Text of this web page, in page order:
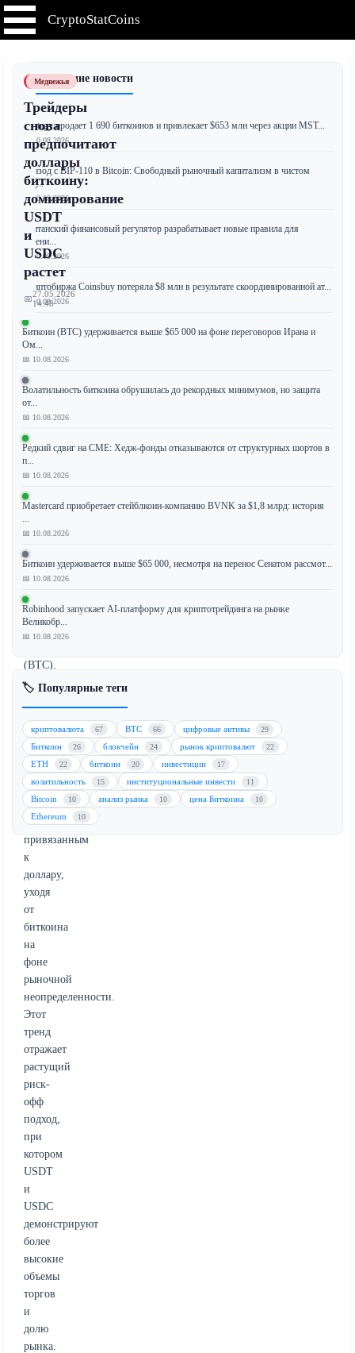
CryptoStatCoins
Медвежья
Трейдеры
снова
предпочитают
доллары
биткоину:
доминирование
USDT
и
USDC
растет
📅27.05.2026
14:48
рынке
криптовалют
наблюдается
заметный
сдвиг
в
настроениях
трейдеров:
стейблкоины
и
USDC
набирают
доминирование
(BTC).
Согласно
данным,
трейдеры
все
чаще
отдают
предпочтение
активам,
привязанным
к
доллару,
уходя
от
биткоина
на
фоне
рыночной
неопределенности.
Этот
тренд
отражает
растущий
риск-
офф
подход,
при
котором
USDT
и
USDC
демонстрируют
более
высокие
объемы
торгов
и
долю
рынка.
📰 Последние новости
Strategy продает 1 690 биткоинов и привлекает $653 млн через акции MST...
📅 10.08.2026
Эпизод с BIP-110 в Bitcoin: Свободный рыночный капитализм в чистом
вид...
📅 10.08.2026
Британский финансовый регулятор разрабатывает новые правила для
токени...
📅 10.08.2026
Криптобиржа Coinsbuy потеряла $8 млн в результате скоординированной ат...
📅 10.08.2026
Биткоин (BTC) удерживается выше $65 000 на фоне переговоров Ирана и
Ом...
📅 10.08.2026
Волатильность биткоина обрушилась до рекордных минимумов, но защита
от...
📅 10.08.2026
Редкий сдвиг на CME: Хедж-фонды отказываются от структурных шортов в
п...
📅 10.08.2026
Mastercard приобретает стейблкоин-компанию BVNK за $1,8 млрд: история
...
📅 10.08.2026
Биткоин удерживается выше $65 000, несмотря на перенос Сенатом рассмот...
📅 10.08.2026
Robinhood запускает AI-платформу для криптотрейдинга на рынке
Великобр...
📅 10.08.2026
🏷️ Популярные теги
криптовалюта 67 BTC 66 цифровые активы 29
Биткоин 26 блокчейн 24 рынок криптовалют 22
ETH 22 биткоин 20 инвестиции 17
волатильность 15 институциональные инвести 11
Bitcoin 10 анализ рынка 10 цена Биткоина 10
Ethereum 10